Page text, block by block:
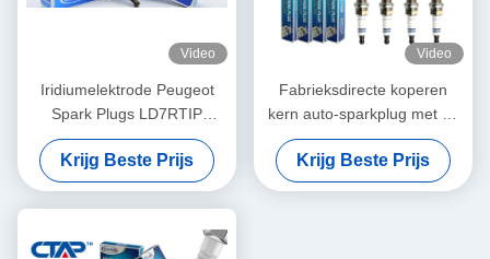
Video
Iridiumelektrode Peugeot
Spark Plugs LD7RTIP
1.1mm Gap Hoog
brandstofverbruik NGK
toyota
Krijg Beste Prijs
Video
Fabrieksdirecte koperen
kern auto-sparkplug met 19
mm bereik 16 mm Hex en
warmtebereik 6 voor
BKR5EYA11 BKR6E11
Krijg Beste Prijs